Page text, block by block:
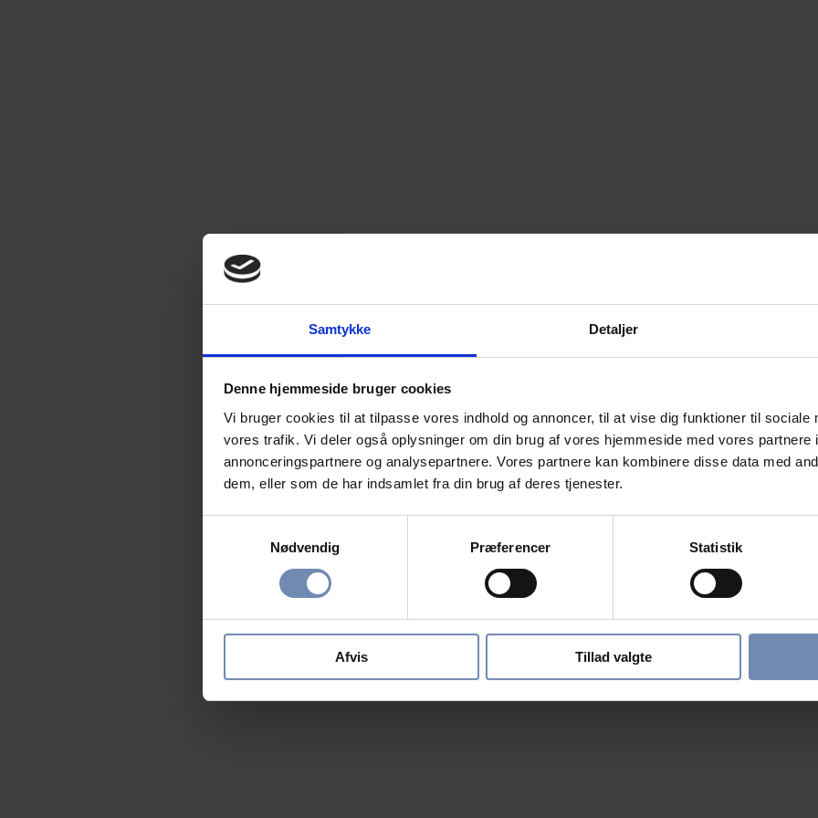
Samtykke Detaljer
Denne hjemmeside bruger cookies
Vi bruger cookies til at tilpasse vores indhold og annoncer, til at vise dig funktioner til sociale
vores trafik. Vi deler også oplysninger om din brug af vores hjemmeside med vores partnere
annonceringspartnere og analysepartnere. Vores partnere kan kombinere disse data med
dem, eller som de har indsamlet fra din brug af deres tjenester.
Nødvendig
Præferencer Statistik
Afvis Tillad valgte